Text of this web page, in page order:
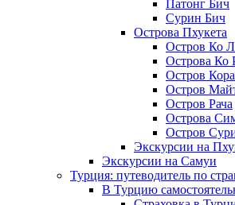
Патонг Бич
Сурин Бич
Острова Пхукета
Остров Ко
Острова Ко
Остров
Остров
Остров Рача
Острова
Остров
Экскурсии на
Экскурсии на Самуи
Турция: путеводитель по
В Турцию